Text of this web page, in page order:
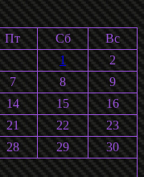
Ростовский
полумарафон
2026
Пт Сб
Вс
1
2
7 8
9
14 15
16
21 22
23
28 29
30